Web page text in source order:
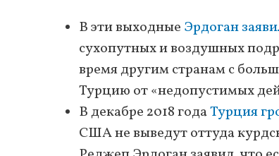
В эти выходные Эрдоган
сухопутных и воздушных
время другим странам с
Турцию от «недопустимых
В декабре 2018 годаТурция
США не выведут оттуда